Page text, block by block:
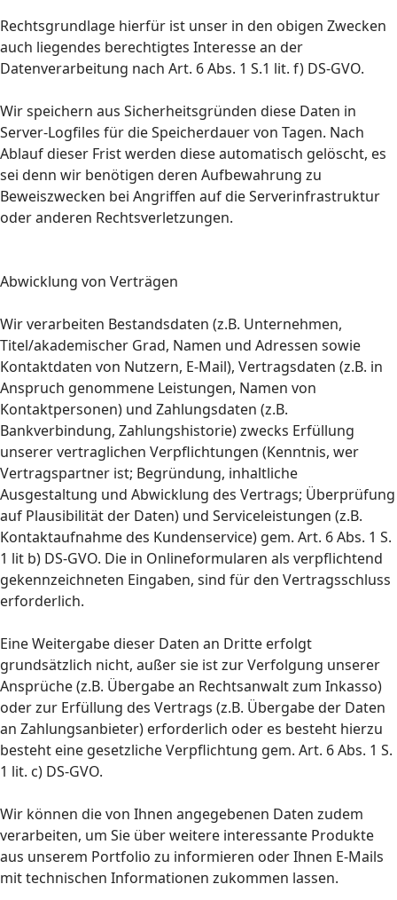
Rechtsgrundlage hierfür ist unser in den obigen Zwecken
auch liegendes berechtigtes Interesse an der
Datenverarbeitung nach Art. 6 Abs. 1 S.1 lit. f) DS-GVO.
Wir speichern aus Sicherheitsgründen diese Daten in
Server-Logfiles für die Speicherdauer von Tagen. Nach
Ablauf dieser Frist werden diese automatisch gelöscht, es
sei denn wir benötigen deren Aufbewahrung zu
Beweiszwecken bei Angriffen auf die Serverinfrastruktur
oder anderen Rechtsverletzungen.
Abwicklung von Verträgen
Wir verarbeiten Bestandsdaten (z.B. Unternehmen,
Titel/akademischer Grad, Namen und Adressen sowie
Kontaktdaten von Nutzern, E-Mail), Vertragsdaten (z.B. in
Anspruch genommene Leistungen, Namen von
Kontaktpersonen) und Zahlungsdaten (z.B.
Bankverbindung, Zahlungshistorie) zwecks Erfüllung
unserer vertraglichen Verpflichtungen (Kenntnis, wer
Vertragspartner ist; Begründung, inhaltliche
Ausgestaltung und Abwicklung des Vertrags; Überprüfung
auf Plausibilität der Daten) und Serviceleistungen (z.B.
Kontaktaufnahme des Kundenservice) gem. Art. 6 Abs. 1 S.
1 lit b) DS-GVO. Die in Onlineformularen als verpflichtend
gekennzeichneten Eingaben, sind für den Vertragsschluss
erforderlich.
Eine Weitergabe dieser Daten an Dritte erfolgt
grundsätzlich nicht, außer sie ist zur Verfolgung unserer
Ansprüche (z.B. Übergabe an Rechtsanwalt zum Inkasso)
oder zur Erfüllung des Vertrags (z.B. Übergabe der Daten
an Zahlungsanbieter) erforderlich oder es besteht hierzu
besteht eine gesetzliche Verpflichtung gem. Art. 6 Abs. 1 S.
1 lit. c) DS-GVO.
Wir können die von Ihnen angegebenen Daten zudem
verarbeiten, um Sie über weitere interessante Produkte
aus unserem Portfolio zu informieren oder Ihnen E-Mails
mit technischen Informationen zukommen lassen.